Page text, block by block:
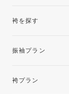
袴を探す
振袖プラン
レンタルプラン
袴プラン